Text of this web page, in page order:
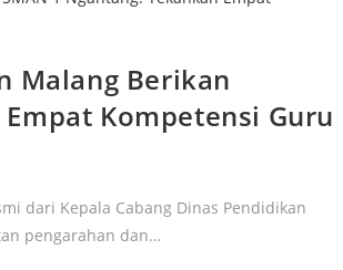
Malang Berikan
Kompetensi Guru
dari Kepala Cabang Dinas Pendidikan
pengarahan dan…